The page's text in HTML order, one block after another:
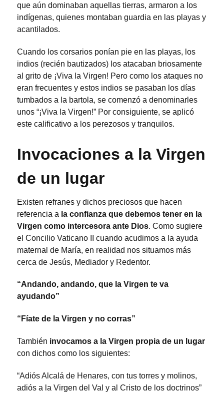
que aún dominaban aquellas tierras, armaron a los
indígenas, quienes montaban guardia en las playas y
acantilados.
Cuando los corsarios ponían pie en las playas, los
indios (recién bautizados) los atacaban briosamente
al grito de ¡Viva la Virgen! Pero como los ataques no
eran frecuentes y estos indios se pasaban los días
tumbados a la bartola, se comenzó a denominarles
unos “¡Viva la Virgen!” Por consiguiente, se aplicó
este calificativo a los perezosos y tranquilos.
Invocaciones a la Virgen
de un lugar
Existen refranes y dichos preciosos que hacen
referencia a la confianza que debemos tener en la
Virgen como intercesora ante Dios. Como sugiere
el Concilio Vaticano II cuando acudimos a la ayuda
maternal de María, en realidad nos situamos más
cerca de Jesús, Mediador y Redentor.
“Andando, andando, que la Virgen te va
ayudando”
“Fíate de la Virgen y no corras”
También invocamos a la Virgen propia de un lugar
con dichos como los siguientes:
“Adiós Alcalá de Henares, con tus torres y molinos,
adiós a la Virgen del Val y al Cristo de los doctrinos”